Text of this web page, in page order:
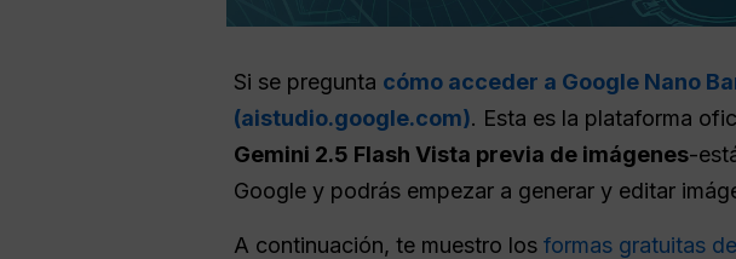
Si se pregunta cómo acceder a Google Nano
(aistudio.google.com). Esta es la plataforma
Gemini 2.5 Flash Vista previa de imágenes-
Google y podrás empezar a generar y editar
A continuación, te muestro los formas gratuitas